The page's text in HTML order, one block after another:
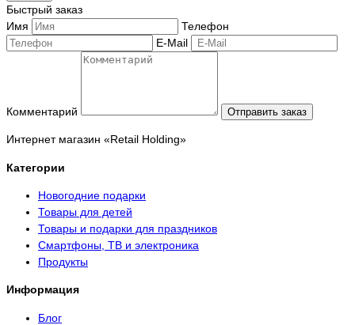
Быстрый заказ
Имя
Телефон
E-Mail
Комментарий Отправить заказ
Интернет магазин «Retail Holding»
Категории
Новогодние подарки
Товары для детей
Товары и подарки для праздников
Смартфоны, ТВ и электроника
Продукты
Информация
Блог